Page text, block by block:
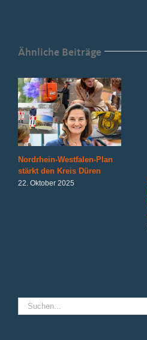
Ähnliche Beiträge
Nordrhein-Westfalen-Plan
stärkt den Kreis Düren
22. Oktober 2025
Suche
nach: